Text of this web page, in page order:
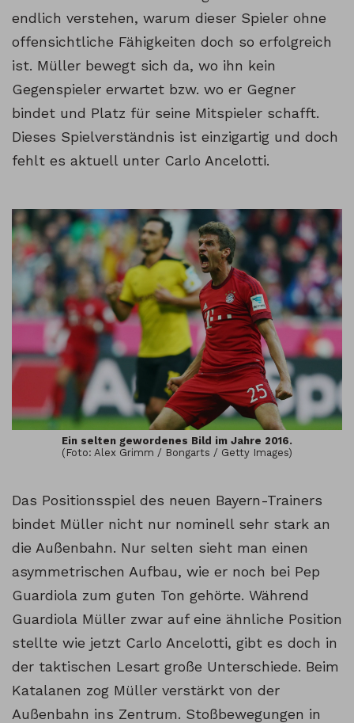
endlich verstehen, warum dieser Spieler ohne
offensichtliche Fähigkeiten doch so erfolgreich
ist. Müller bewegt sich da, wo ihn kein
Gegenspieler erwartet bzw. wo er Gegner
bindet und Platz für seine Mitspieler schafft.
Dieses Spielverständnis ist einzigartig und doch
fehlt es aktuell unter Carlo Ancelotti.
Ein selten gewordenes Bild im Jahre 2016.
(Foto: Alex Grimm / Bongarts / Getty Images)
Das Positionsspiel des neuen Bayern-Trainers
bindet Müller nicht nur nominell sehr stark an
die Außenbahn. Nur selten sieht man einen
asymmetrischen Aufbau, wie er noch bei Pep
Guardiola zum guten Ton gehörte. Während
Guardiola Müller zwar auf eine ähnliche Position
stellte wie jetzt Carlo Ancelotti, gibt es doch in
der taktischen Lesart große Unterschiede. Beim
Katalanen zog Müller verstärkt von der
Außenbahn ins Zentrum. Stoßbewegungen in